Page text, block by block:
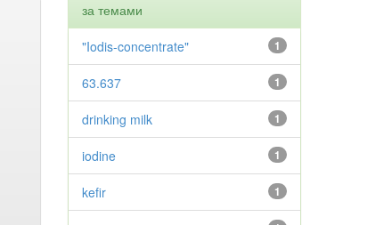
за темами
1
"Iodis-concentrate"
1
63.637
1
drinking milk
1
iodine
1
kefir